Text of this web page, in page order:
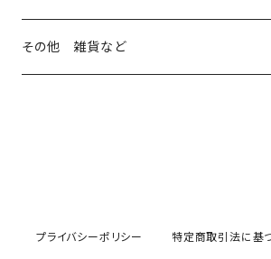
現代小説 エッセイ 戯曲（日本人作家）
短歌 俳句 川柳
日常の 風景 群像
生き方 ライフスタイル
本屋のこと
小説 エッセイ 戯曲（日本人作家）
海外文学
小説 エッセイ 戯曲
海外文学
20％OFF
その他 雑貨など
プライバシーポリシー 特定商取引法に基